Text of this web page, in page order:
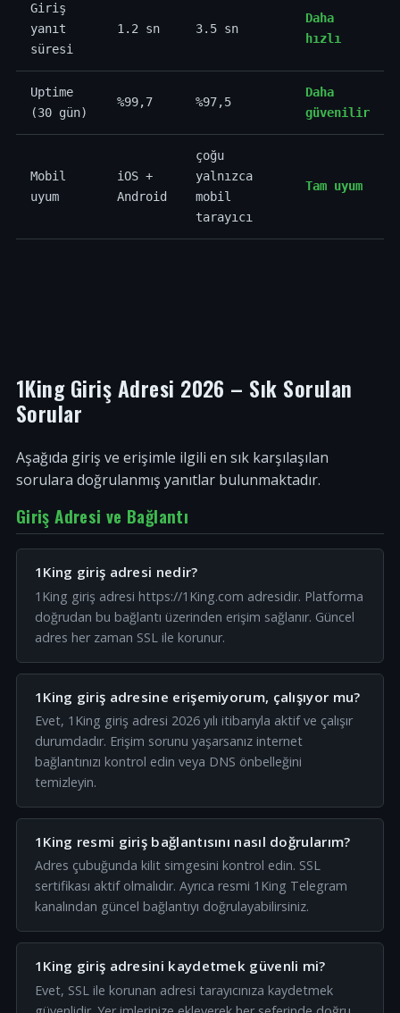
Giriş
yanıt
süresi
1.2 sn 3.5 sn
Daha
hızlı
Uptime
(30 gün)
%99,7 %97,5
Daha
güvenilir
Mobil
uyum
iOS +
Android
çoğu
yalnızca
mobil
tarayıcı
Tam uyum
1King Giriş Adresi 2026 – Sık Sorulan
Sorular
Aşağıda giriş ve erişimle ilgili en sık karşılaşılan
sorulara doğrulanmış yanıtlar bulunmaktadır.
Giriş Adresi ve Bağlantı
1King giriş adresi nedir?
1King giriş adresi https://1King.com adresidir. Platforma
doğrudan bu bağlantı üzerinden erişim sağlanır. Güncel
adres her zaman SSL ile korunur.
1King giriş adresine erişemiyorum, çalışıyor mu?
Evet, 1King giriş adresi 2026 yılı itibarıyla aktif ve çalışır
durumdadır. Erişim sorunu yaşarsanız internet
bağlantınızı kontrol edin veya DNS önbelleğini
temizleyin.
1King resmi giriş bağlantısını nasıl doğrularım?
Adres çubuğunda kilit simgesini kontrol edin. SSL
sertifikası aktif olmalıdır. Ayrıca resmi 1King Telegram
kanalından güncel bağlantıyı doğrulayabilirsiniz.
1King giriş adresini kaydetmek güvenli mi?
Evet, SSL ile korunan adresi tarayıcınıza kaydetmek